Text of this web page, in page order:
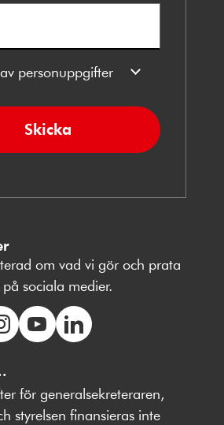
personuppgifter
Skicka
om vad vi gör och prata
sociala medier.
på
Youtube
på
LinkedIn
för generalsekreteraren,
styrelsen finansieras inte